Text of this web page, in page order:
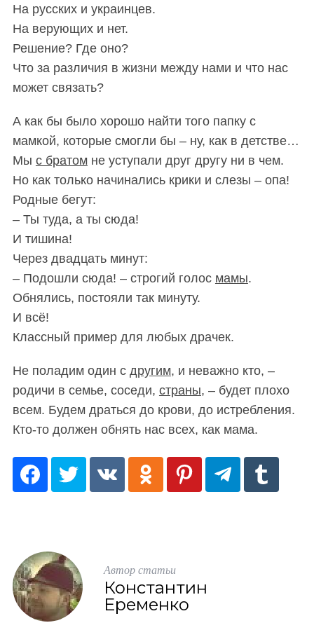
На русских и украинцев.
На верующих и нет.
Решение? Где оно?
Что за различия в жизни между нами и что нас
может связать?
А как бы было хорошо найти того папку с
мамкой, которые смогли бы – ну, как в детстве…
Мы с братомне уступали друг другу ни в чем.
Но как только начинались крики и слезы – опа!
Родные бегут:
– Ты туда, а ты сюда!
И тишина!
Через двадцать минут:
– Подошли сюда! – строгий голос мамы.
Обнялись, постояли так минуту.
И всё!
Классный пример для любых драчек.
Не поладим один с другим, и неважно кто, –
родичи в семье, соседи, страны, – будет плохо
всем. Будем драться до крови, до истребления.
Кто-то должен обнять нас всех, как мама.
Автор статьи
Константин
Еременко